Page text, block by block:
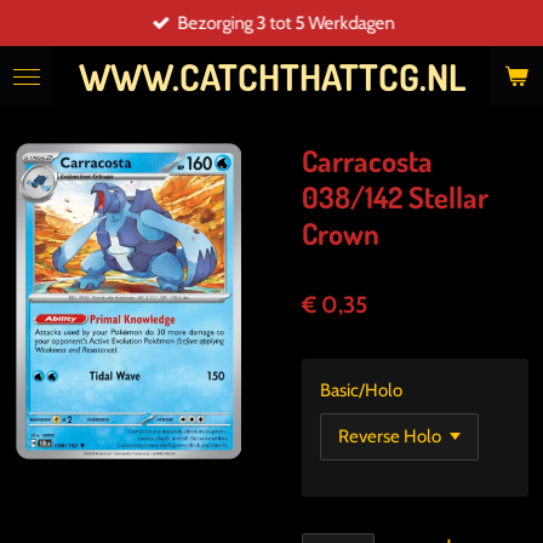
direct
naar
WWW.CATCHTHATTCG.NL
Bezorging 3 tot 5 Werkdagen
Carracosta
038/142 Stellar
Crown
€ 0,35
Basic/Holo